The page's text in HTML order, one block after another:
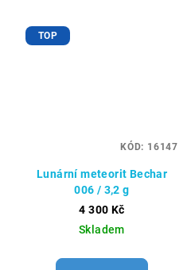
TOP
Lunární meteorit Bechar
006 / 3,2 g
4 300 Kč
Skladem
KÓD: 16147